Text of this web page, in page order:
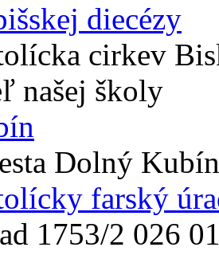
diecézy
cirkev
našej školy
Dolný Kubín
farský
1753/2 026